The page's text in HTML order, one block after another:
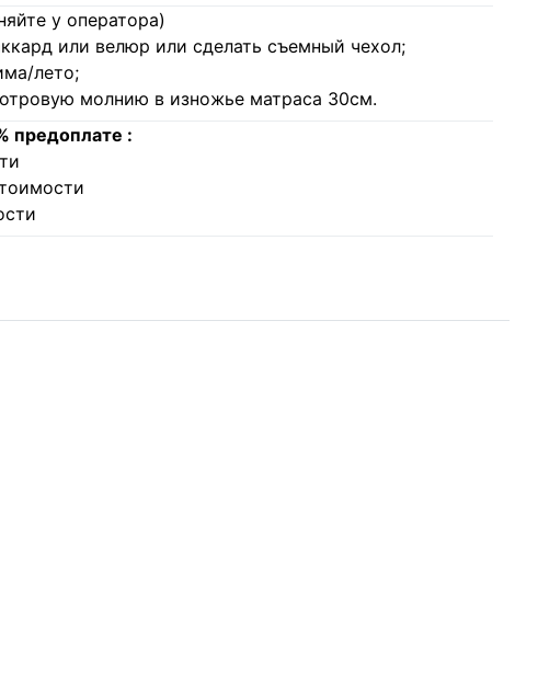
у оператора)
или велюр или сделать съемный чехол;
лето;
молнию в изножье матраса 30см.
предоплате :